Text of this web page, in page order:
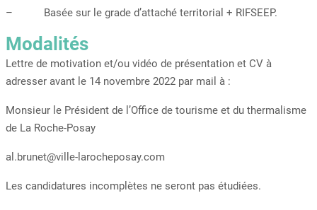
– Basée sur le grade d’attaché territorial + RIFSEEP.
Modalités
Lettre de motivation et/ou vidéo de présentation et CV à
adresser avant le 14 novembre 2022 par mail à :
Monsieur le Président de l’Office de tourisme et du thermalisme
de La Roche-Posay
al.brunet@ville-larocheposay.com
Les candidatures incomplètes ne seront pas étudiées.